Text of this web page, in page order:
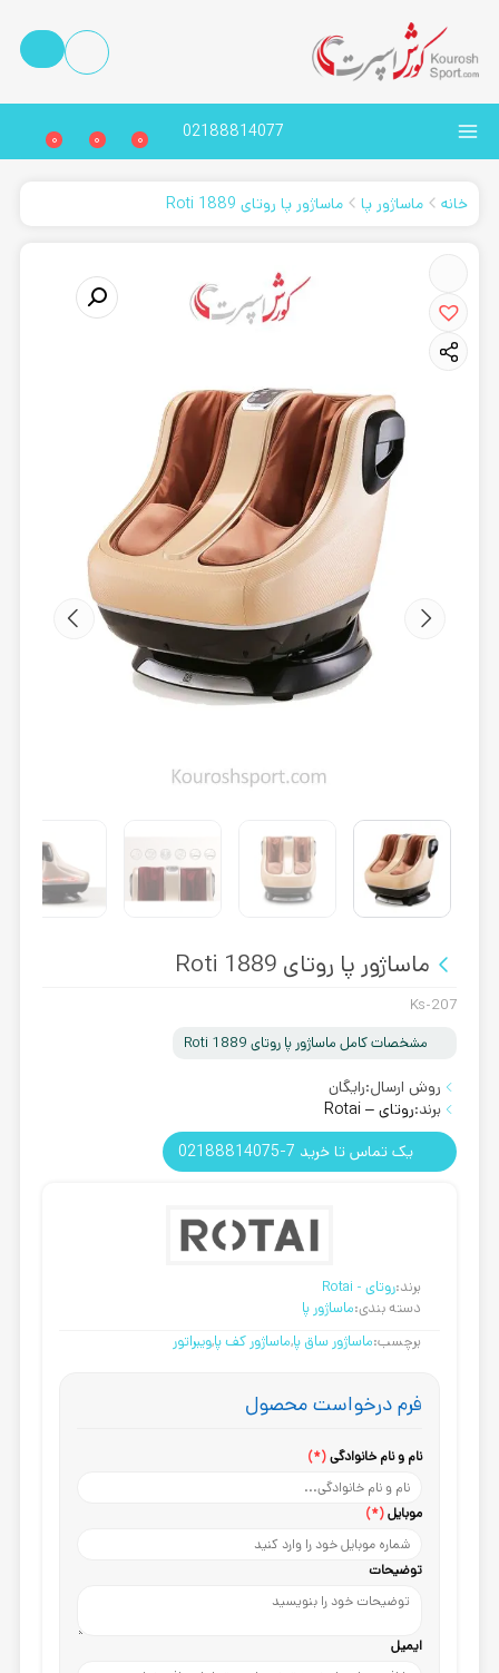
02188814077
0
0
0
خانه ماساژور پا ماساژور پا روتای Roti 1889
ماساژور پا روتای Roti 1889
Ks-207
مشخصات کامل ماساژور پا روتای Roti 1889
روش ارسال:رایگان
برند:روتای – Rotai
یک تماس تا خرید 7-02188814075
برند:روتای - Rotai
دسته بندی:ماساژور پا
برچسب:ماساژور ساق پا,ماساژور کف پا,ویبراتور
فرم درخواست محصول
نام و نام خانوادگی(*)
موبایل(*)
توضیحات
ایمیل